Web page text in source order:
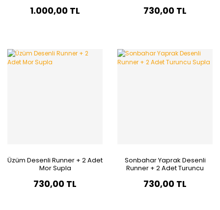
1.000,00 TL 730,00 TL
Üzüm Desenli Runner + 2 Adet
Mor Supla
730,00 TL
Sonbahar Yaprak Desenli
Runner + 2 Adet Turuncu
730,00 TL